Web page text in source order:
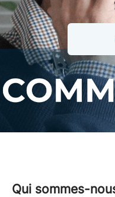
Qui sommes-